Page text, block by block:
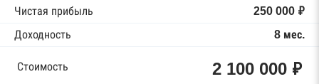
Чистая прибыль
250 000 ₽
Доходность
8 мес.
Стоимость 2 100 000 ₽